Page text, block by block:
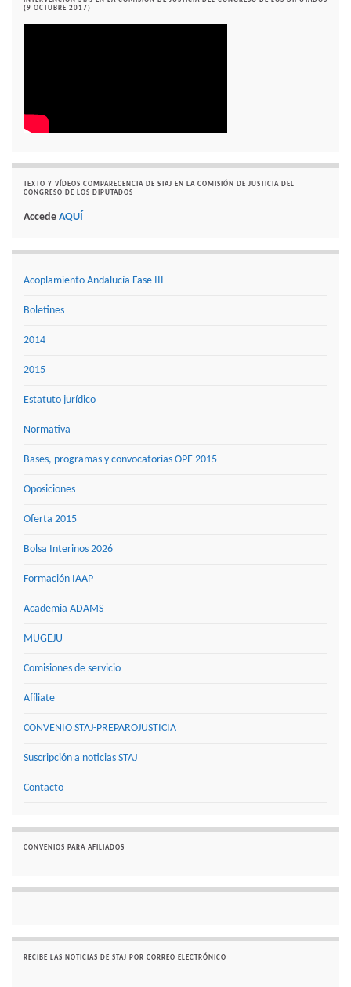
(9 OCTUBRE 2017)
TEXTO Y VÍDEOS COMPARECENCIA DE STAJ EN LA COMISIÓN DE JUSTICIA DEL
CONGRESO DE LOS DIPUTADOS
Accede AQUÍ
Acoplamiento Andalucía Fase III
Boletines
2014
2015
Estatuto jurídico
Normativa
Bases, programas y convocatorias OPE 2015
Oposiciones
Oferta 2015
Bolsa Interinos 2026
Formación IAAP
Academia ADAMS
MUGEJU
Comisiones de servicio
Afíliate
CONVENIO STAJ-PREPAROJUSTICIA
Suscripción a noticias STAJ
Contacto
CONVENIOS PARA AFILIADOS
RECIBE LAS NOTICIAS DE STAJ POR CORREO ELECTRÓNICO